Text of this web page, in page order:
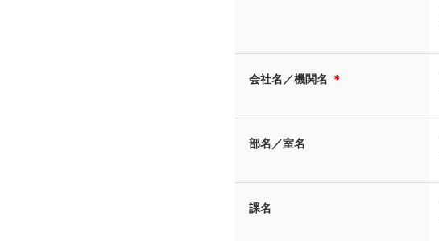
会社名／機関名 ＊
部名／室名
課名